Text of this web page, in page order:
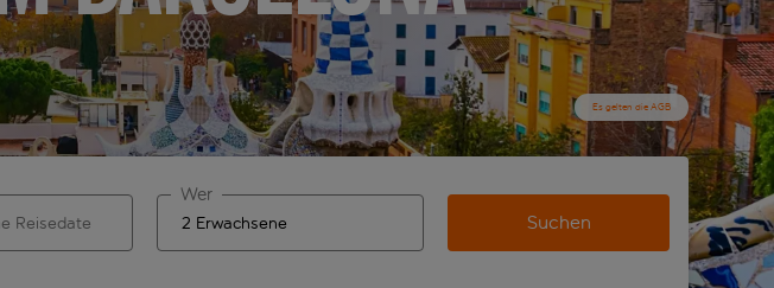
Es gelten die AGB
automatisch vervollständigte Ergebnisse verfügbar sind, verwende die
Wenn für den Zielflughafen automatisch vervollständigte Ergebnisse
Reisedaten
Wer
Suchen